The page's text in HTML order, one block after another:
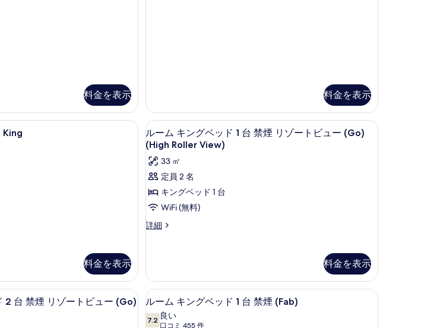
料金を表示
ィ
ビ
ュ
ー
(Go)
の
す
て
真
を
表
示
禁
シ
テ
ィ
ビ
ュ
ー
(Go)
の
詳
細
料金を表示
フティボックス (室内)、デスク、ノートパソコン用作業スペース
ピロートップベッド、セーフティボックス (室内)、デスク、ノートパソコン用作業スペース
King
料金を表示
ル
ー
ム
キ
ン
グ
ベ
台
禁
煙
ピロートップベッド、セーフティボックス (
5
ルーム キングベッド 1 台 禁煙 リゾートビュー (Go)
(High Roller View)
33 ㎡
定員 2 名
キングベッド 1 台
WiFi (無料)
詳細
ル
グ
ベ
ッ
料金を表示
パソコン用作業スペース
ピロートップベッド、セーフティボックス (室内)、デスク、ノートパソコン用作業スペース
2 台 禁煙 リゾートビュー (Go)
ル
ー
ルーム キングベッド 1 台 禁煙 (Fab) | ピロ
4
ルーム キングベッド 1 台 禁煙 (Fab)
7.210 点中 7.2
良い
口コミ 455 件